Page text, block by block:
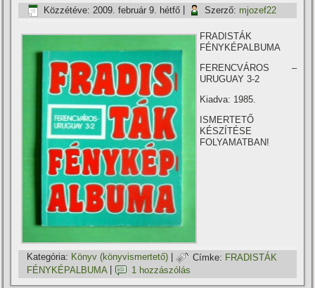
Közzétéve: 2009. február 9. hétfő Szerző: mjozef22
FRADISTÁK
FÉNYKÉPALBUMA
FERENCVÁROS –
URUGUAY 3-2
Kiadva: 1985.
ISMERTETŐ
KÉSZÍTÉSE
FOLYAMATBAN!
Kategória: Könyv (könyvismertető) | Címke: FRADISTÁK
FÉNYKÉPALBUMA
1 hozzászólás